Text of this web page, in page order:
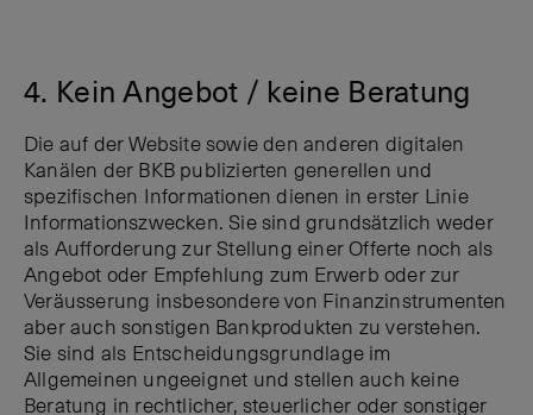
4. Kein Angebot / keine Beratung
Die auf der Website sowie den anderen digitalen
Kanälen der BKB publizierten generellen und
spezifischen Informationen dienen in erster Linie
Informationszwecken. Sie sind grundsätzlich weder
als Aufforderung zur Stellung einer Offerte noch als
Angebot oder Empfehlung zum Erwerb oder zur
Veräusserung insbesondere von Finanzinstrumenten
aber auch sonstigen Bankprodukten zu verstehen.
Sie sind als Entscheidungsgrundlage im
Allgemeinen ungeeignet und stellen auch keine
Beratung in rechtlicher, steuerlicher oder sonstiger